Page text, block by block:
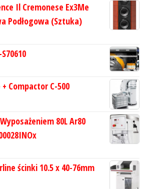
Il Cremonese Ex3Me
Podłogowa (Sztuka)
Compactor C-500
80L Ar80
ścinki 10.5 x 40-76mm